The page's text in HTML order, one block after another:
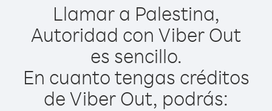
Llamar a Palestina,
Autoridad con Viber Out
es sencillo.
En cuanto tengas créditos
de Viber Out, podrás: